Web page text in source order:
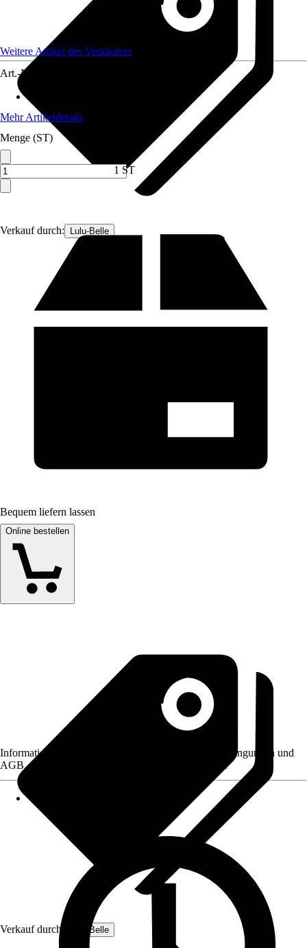
Verkauf durch: Lulu-Belle
Weitere Artikel des Verkäufers
Art.-Nr.
Mehr Artikeldetails
Menge (ST)
1 ST
Bequem liefern lassen
Online bestellen
Verkauf durch: Lulu-Belle
Informationen des Verkäufers, wie z. B. Rückgabebedingungen und
AGB, finden Sie bei Klick auf den Verkäufernamen.